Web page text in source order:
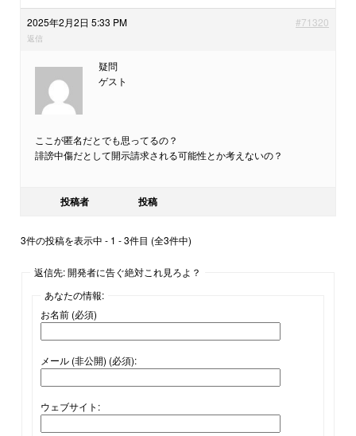
2025年2月2日 5:33 PM #71320
返信
疑問
ゲスト
ここが匿名だとでも思ってるの？
誹謗中傷だとして開示請求される可能性とか考えないの？
投稿者 投稿
3件の投稿を表示中 - 1 - 3件目 (全3件中)
返信先: 開発者に告ぐ絶対これ見ろよ？
あなたの情報:
お名前 (必須)
メール (非公開) (必須):
ウェブサイト: